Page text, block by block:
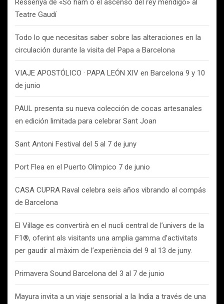
Ressenya de «So ham o el ascenso del rey mendigo» al
Teatre Gaudí
Todo lo que necesitas saber sobre las alteraciones en la
circulación durante la visita del Papa a Barcelona
VIAJE APOSTÓLICO · PAPA LEÓN XIV en Barcelona 9 y 10
de junio
PAUL presenta su nueva colección de cocas artesanales
en edición limitada para celebrar Sant Joan
Sant Antoni Festival del 5 al 7 de juny
Port Flea en el Puerto Olímpico 7 de junio
CASA CUPRA Raval celebra seis años vibrando al compás
de Barcelona
El Village es convertirà en el nucli central de l’univers de la
F1®, oferint als visitants una amplia gamma d’activitats
per gaudir al màxim de l’experiència del 9 al 13 de juny.
Primavera Sound Barcelona del 3 al 7 de junio
Mayura invita a un viaje sensorial a la India a través de una